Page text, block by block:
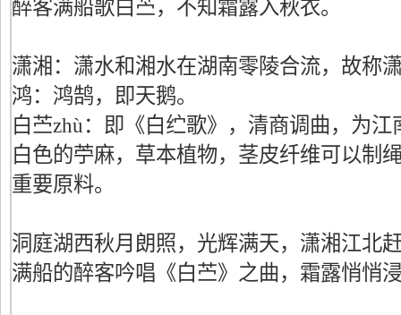
醉客满船歌白苎，不知霜露入秋衣。
潇湘：潇水和湘水在湖南零陵合流，故称
鸿：鸿鹄，即天鹅。
白苎zhù：即《白纻歌》，清商调曲，为
白色的苧麻，草本植物，茎皮纤维可以制
重要原料。
洞庭湖西秋月朗照，光辉满天，潇湘江北
满船的醉客吟唱《白苎》之曲，霜露悄悄